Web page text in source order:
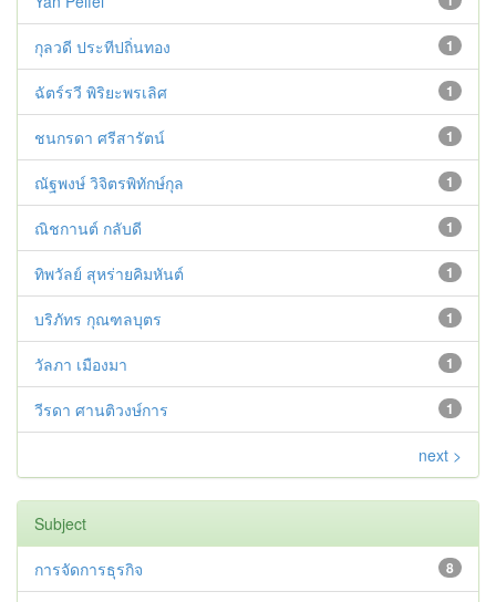
1
กุลวดี ประทีปถิ่นทอง
1
ฉัตร์รวี พิริยะพรเลิศ
1
ชนกรดา ศรีสารัตน์
1
ณัฐพงษ์ วิจิตรพิทักษ์กุล
1
ณิชกานต์ กลับดี
1
ทิพวัลย์ สุหร่ายคิมหันต์
1
บริภัทร กุณฑลบุตร
1
วัลภา เมืองมา
1
วีรดา ศานติวงษ์การ
next >
Subject
8
การจัดการธุรกิจ